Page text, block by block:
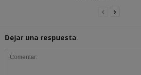
Dejar una respuesta